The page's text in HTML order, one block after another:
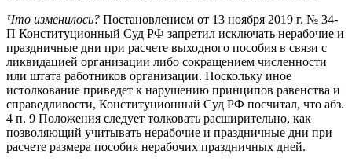
Что изменилось? Постановлением от 13 ноября 2019 г. № 34-
П Конституционный Суд РФ запретил исключать нерабочие и
праздничные дни при расчете выходного пособия в связи с
ликвидацией организации либо сокращением численности
или штата работников организации. Поскольку иное
истолкование приведет к нарушению принципов равенства и
справедливости, Конституционный Суд РФ посчитал, что абз.
4 п. 9 Положения следует толковать расширительно, как
позволяющий учитывать нерабочие и праздничные дни при
расчете размера пособия нерабочих праздничных дней.